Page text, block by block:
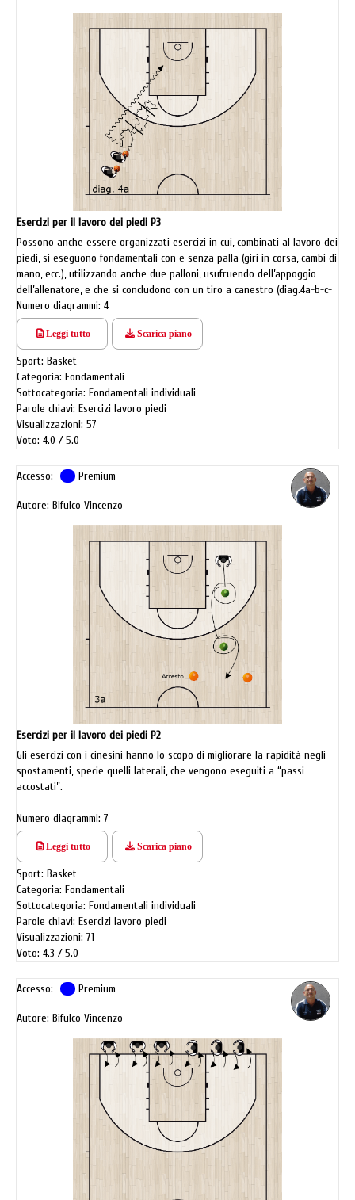
Esercizi per il lavoro dei piedi P3
Possono anche essere organizzati esercizi in cui, combinati al lavoro dei
piedi, si eseguono fondamentali con e senza palla (giri in corsa, cambi di
mano, ecc.), utilizzando anche due palloni, usufruendo dell’appoggio
dell’allenatore, e che si concludono con un tiro a canestro (diag.4a-b-c-
d).
Numero diagrammi: 4
Leggi tutto Scarica piano
Sport: Basket
Categoria: Fondamentali
Sottocategoria: Fondamentali individuali
Parole chiavi: Esercizi lavoro piedi
Visualizzazioni: 57
Voto: 4.0
5.0
Accesso: Premium
Autore: Bifulco Vincenzo
Esercizi per il lavoro dei piedi P2
Gli esercizi con i cinesini hanno lo scopo di migliorare la rapidità negli
spostamenti, specie quelli laterali, che vengono eseguiti a “passi
accostati”.
Numero diagrammi: 7
Leggi tutto Scarica piano
Sport: Basket
Categoria: Fondamentali
Sottocategoria: Fondamentali individuali
Parole chiavi: Esercizi lavoro piedi
Visualizzazioni: 71
Voto: 4.3
5.0
Accesso: Premium
Autore: Bifulco Vincenzo